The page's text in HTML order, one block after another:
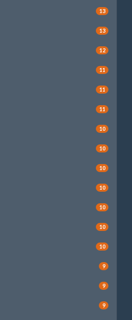
13
13
12
11
11
11
10
10
10
10
10
10
10
9
9
9